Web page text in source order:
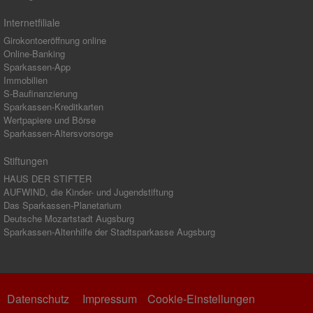
Internetfiliale
Girokontoeröffnung online
Online-Banking
Sparkassen-App
Immobilien
S-Baufinanzierung
Sparkassen-Kreditkarten
Wertpapiere und Börse
Sparkassen-Altersvorsorge
Stiftungen
HAUS DER STIFTER
AUFWIND, die Kinder- und Jugendstiftung
Das Sparkassen-Planetarium
Deutsche Mozartstadt Augsburg
Sparkassen-Altenhilfe der Stadtsparkasse Augsburg
Datenschutz Impressum Cookie-Einstellungen